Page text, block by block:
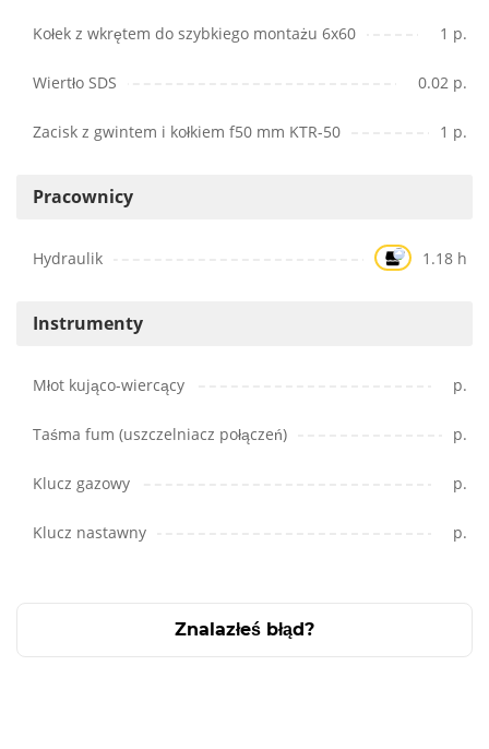
Kołek z wkrętem do szybkiego montażu 6x60 1 p.
Wiertło SDS 0.02 p.
Zacisk z gwintem i kołkiem f50 mm KTR-50 1 p.
Pracownicy
Hydraulik 1.18 h
Instrumenty
Młot kująco-wiercący p.
Taśma fum (uszczelniacz połączeń) p.
Klucz gazowy p.
Klucz nastawny p.
Znalazłeś błąd?